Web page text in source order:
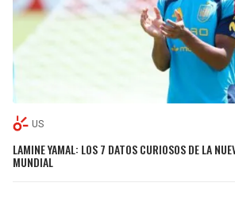
US
LAMINE YAMAL: LOS 7 DATOS CURIOSOS DE LA
MUNDIAL